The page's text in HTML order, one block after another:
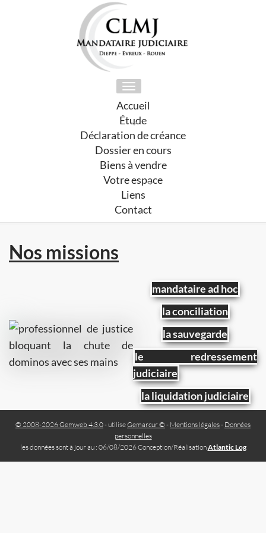
Toggle
navigation
Accueil
Étude
Déclaration de créance
Dossier en cours
Biens à vendre
Votre espace
Liens
Contact
Nos missions
mandataire ad hoc
la conciliation
la sauvegarde
le redressement
judiciaire
la liquidation judiciaire
© 2008-2026 Gemweb 4.3.0- utiliseGemarcur © - Mentions légales- Données
personnelles
les données sont à jour au : 06/08/2026 Conception/RéalisationAtlantic Log